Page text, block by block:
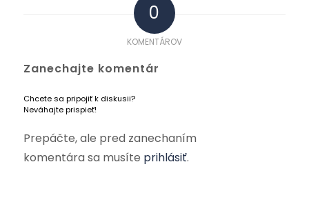
0
KOMENTÁROV
Zanechajte komentár
Chcete sa pripojiť k diskusii?
Neváhajte prispieť!
Prepáčte, ale pred zanechaním
komentára sa musíte prihlásiť.